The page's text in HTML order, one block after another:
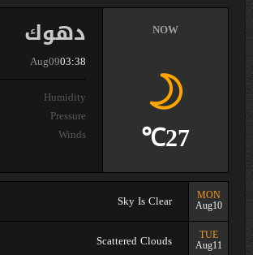
دهوك
Aug0903:38
Humidity
Pressure
Winds
NOW
27℃
MON
Aug10
Sky Is Clear
TUE
Aug11
Scattered Clouds